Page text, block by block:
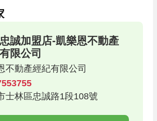
誠加盟店-凱樂恩不動產
限公司
不動產經紀有限公司
士林區忠誠路1段108號